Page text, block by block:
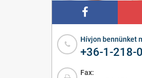
Hívjon bennünket
+36-1-218-
Fax: